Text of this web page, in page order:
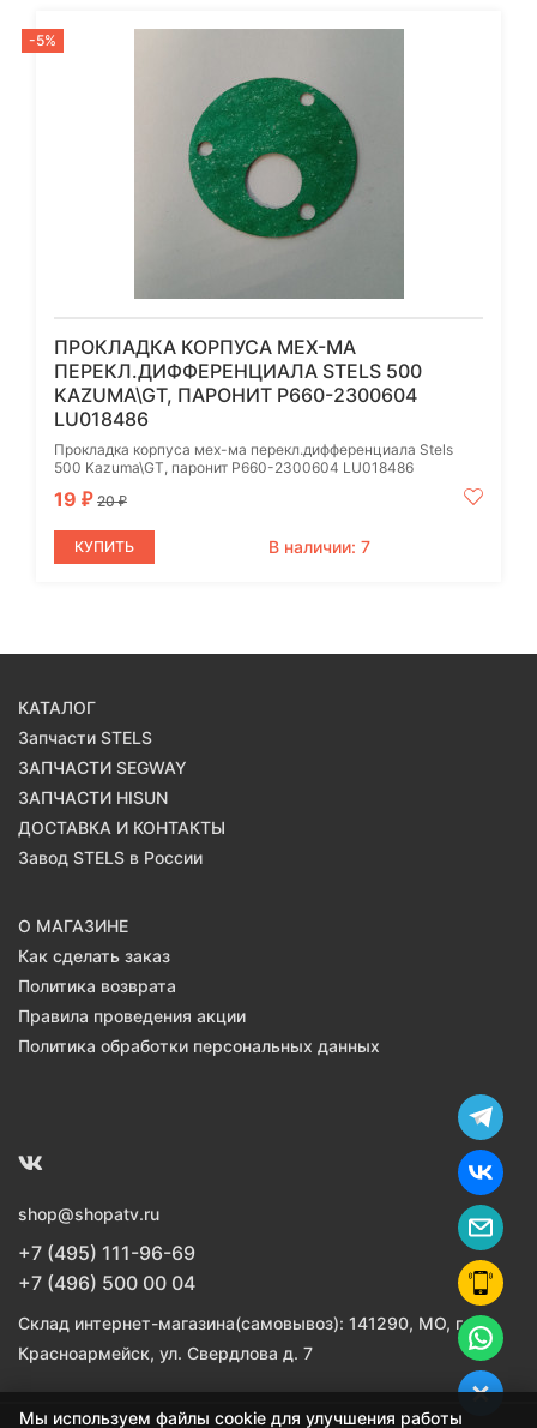
-5%
ПРОКЛАДКА КОРПУСА МЕХ-МА
ПЕРЕКЛ.ДИФФЕРЕНЦИАЛА STELS 500
KAZUMA\GT, ПАРОНИТ P660-2300604
LU018486
Прокладка корпуса мех-ма перекл.дифференциала Stels
500 Kazuma\GT, паронит P660-2300604 LU018486
19 ₽ 20₽
КУПИТЬ В наличии: 7
КАТАЛОГ
Запчасти STELS
ЗАПЧАСТИ SEGWAY
ЗАПЧАСТИ HISUN
ДОСТАВКА И КОНТАКТЫ
Завод STELS в России
О МАГАЗИНЕ
Как сделать заказ
Политика возврата
Правила проведения акции
Политика обработки персональных данных
shop@shopatv.ru
+7 (495) 111-96-69
+7 (496) 500 00 04
Склад интернет-магазина(самовывоз): 141290, МО, г.
Красноармейск, ул. Свердлова д. 7
Мы используем файлы cookie для улучшения работы